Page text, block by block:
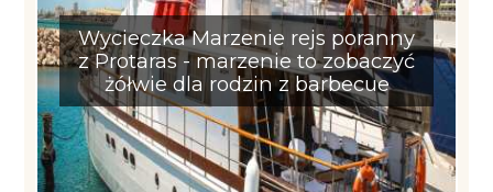
Wycieczka Marzenie rejs poranny
z Protaras - marzenie to zobaczyć
żółwie dla rodzin z barbecue